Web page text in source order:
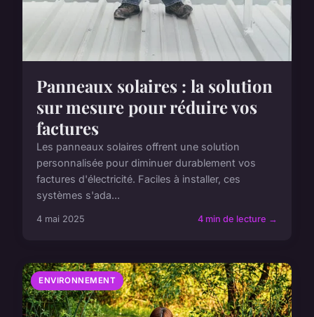
Panneaux solaires : la solution
sur mesure pour réduire vos
factures
Les panneaux solaires offrent une solution
personnalisée pour diminuer durablement vos
factures d'électricité. Faciles à installer, ces
systèmes s'ada...
4 mai 2025 4 min de lecture →
ENVIRONNEMENT